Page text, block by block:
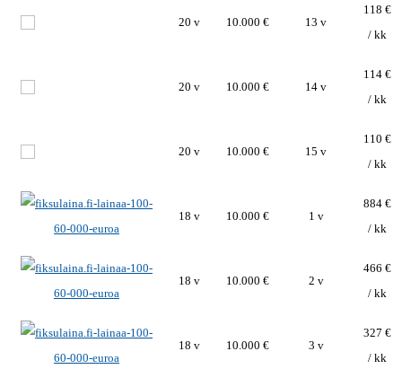
20 v 10.000 € 13 v
118 €
/ kk
20 v 10.000 € 14 v
114 €
/ kk
20 v 10.000 € 15 v
110 €
/ kk
18 v 10.000 € 1 v
884 €
/ kk
18 v 10.000 € 2 v
466 €
/ kk
18 v 10.000 € 3 v
327 €
/ kk